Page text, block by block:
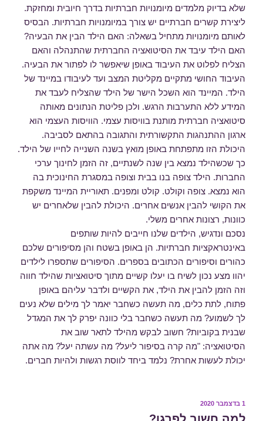
שלא בדיוק מלמדים מיומנויות חברתיות בדרך חיובית ומחזקת.
ליצירת קשרים חברתיים יש צורך במיומנויות חברתיות. הבסיס
לאותם מיומנויות מתחיל בשאלה: האם הילד הבין את הבעיה?
האם הילד עיבד את הסיטואציה החברתית שהתנהלה והאם
הצליח לפלוט את העיבוד באופן שיאפשר לו לפתור את הבעיה.
העיבוד החושי מתקיים מקליטת המצב ועד לעיבודו במיינד של
הילד. המיינד הוא השכל הישר של הילד שהצליח לעבד את
המידע ללא התערבות הרגש. ולכן פליטת הנתונים מאותה
סיטואציה חברתית מותנת בוויסות עצמי. הוויסות העצמי הוא
ארגון ההתנהגות התקשורתית והתגובה בהתאם לסביבה.
היכולת הזו מתפתחת באופן מואץ בשנה השנייה לחייו של הילד.
כך שכשהילד נמצא בין שנה לשנתיים, זה הזמן לחינוך ערכי
החברות. הילד צופה בנו בבית וצופה במסגרת החינוכית בה
הוא נמצא. צופה וקולט. קולט ומפנים. תאוריית המיינד משקפת
את הקושי להבין אנשים אחרים. היכולת להבין שלאחרים יש
כוונות, רצונות אחרים משלי.
נסכם ונדגיש, הילדים שלנו חייבים להיות שותפים
באינטראקציות חברתיות. הן באופן בשטח והן מסיפורים שלכם
כהורים וסיפורים הכתובים בספרים. הסיפורים שתספרו לילדים
יהוו מצע נכון לשיח בו יעלו קשיים מתוך סיטואציות שהילד חווה
וזה הזמן להבין את הילד, את הקשיים ולדבר עליהם באופן
פתוח, לתת כלים, מה תעשה כשחבר יאמר לך מילים שלא נעים
לך לשמוע? מה תעשה כשחבר בלי כוונה יפרק לך את המגדל
שבנית בקוביות? חשוב לבקש מהילד לתאר שוב את
הסיטואציה: "מה קרה בסיפור ליעל? מה עשתה יעל? מה אתה
יכולת לעשות אחרת? נלמד ביחד לווסת רגשות ולהיות חברים.
פורסם1 בדצמבר 2020